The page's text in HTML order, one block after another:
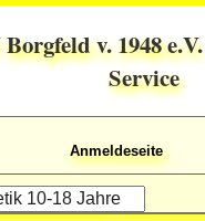
v. 1948
Service
Anmeldeseite